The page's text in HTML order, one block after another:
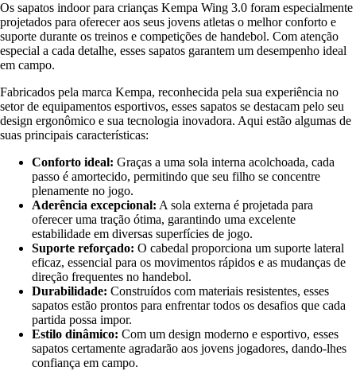
Os sapatos indoor para crianças Kempa Wing 3.0 foram especialmente
projetados para oferecer aos seus jovens atletas o melhor conforto e
suporte durante os treinos e competições de handebol. Com atenção
especial a cada detalhe, esses sapatos garantem um desempenho ideal
em campo.
Fabricados pela marca Kempa, reconhecida pela sua experiência no
setor de equipamentos esportivos, esses sapatos se destacam pelo seu
design ergonômico e sua tecnologia inovadora. Aqui estão algumas de
suas principais características:
Conforto ideal: Graças a uma sola interna acolchoada, cada
passo é amortecido, permitindo que seu filho se concentre
plenamente no jogo.
Aderência excepcional: A sola externa é projetada para
oferecer uma tração ótima, garantindo uma excelente
estabilidade em diversas superfícies de jogo.
Suporte reforçado: O cabedal proporciona um suporte lateral
eficaz, essencial para os movimentos rápidos e as mudanças de
direção frequentes no handebol.
Durabilidade: Construídos com materiais resistentes, esses
sapatos estão prontos para enfrentar todos os desafios que cada
partida possa impor.
Estilo dinâmico: Com um design moderno e esportivo, esses
sapatos certamente agradarão aos jovens jogadores, dando-lhes
confiança em campo.